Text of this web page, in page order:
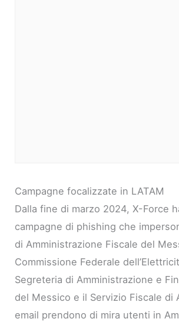
Campagne focalizzate in LATAM
Dalla fine di marzo 2024, X-Force
campagne di phishing che
di Amministrazione Fiscale del
Commissione Federale
Segreteria di Amministrazione e
del Messico e il Servizio Fiscale di
email prendono di mira utenti in